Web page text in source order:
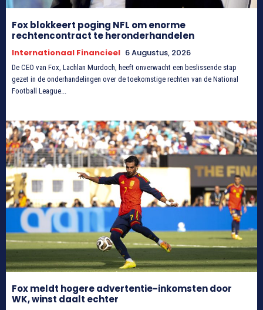
Fox blokkeert poging NFL om enorme
rechtencontract te heronderhandelen
Internationaal Financieel 6 Augustus, 2026
De CEO van Fox, Lachlan Murdoch, heeft onverwacht een beslissende stap
gezet in de onderhandelingen over de toekomstige rechten van de National
Football League...
Fox meldt hogere advertentie-inkomsten door
WK, winst daalt echter